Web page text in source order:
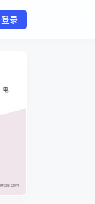
登录